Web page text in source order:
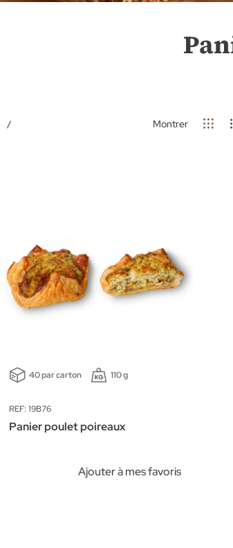
Montrer
40 par carton 110 g
REF: 19B76
Panier poulet poireaux
Ajouter à mes favoris